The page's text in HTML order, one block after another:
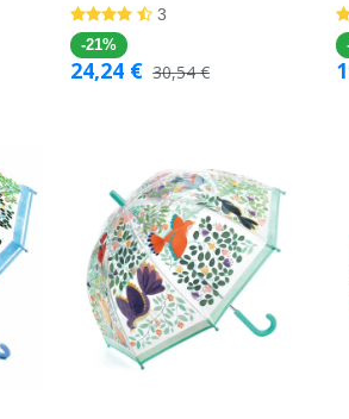
Warenkorb
3
-21%
24,24 € 30,54€